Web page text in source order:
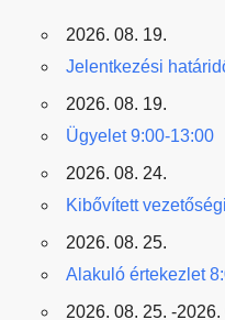
2026. 08. 19.
Jelentkezési
2026. 08. 19.
Ügyelet 9:00-13:00
2026. 08. 24.
Kibővített
2026. 08. 25.
Alakuló értekezlet
2026. 08. 25. -2026.